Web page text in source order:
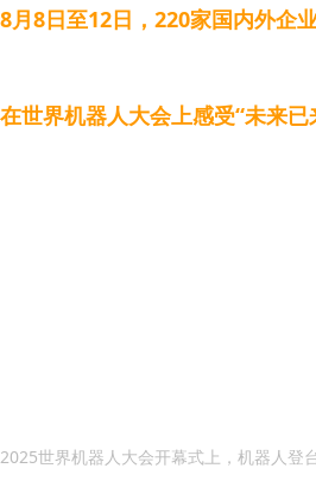
8月8日至12日，220家国内外企
在世界机器人大会上感受“未来已
2025世界机器人大会开幕式上，机器人登